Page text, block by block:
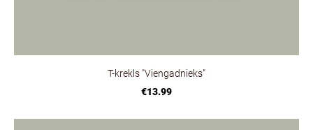
T-krekls "Viengadnieks"
€13.99